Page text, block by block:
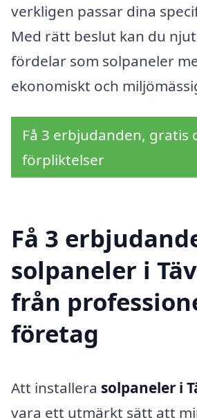
verkligen passar dina
Med rätt beslut kan du
fördelar som solpaneler
ekonomiskt och
Få 3 erbjudanden, gratis
förpliktelser
Få 3
solpaneler i
från
företag
Att installera solpaneler i
vara ett utmärkt sätt att